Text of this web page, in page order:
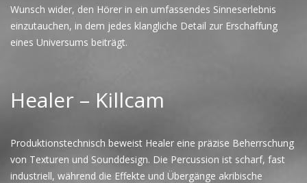
Wunsch wider, den Hörer in ein umfassendes Sinneserlebnis
einzutauchen, in dem jedes klangliche Detail zur Erschaffung
eines Universums beiträgt.
Healer – Killcam
Produktionstechnisch beweist Healer eine präzise Beherrschung
von Texturen und Sounddesign. Die Percussion ist scharf, fast
industriell, während die Effekte und Übergänge akribische